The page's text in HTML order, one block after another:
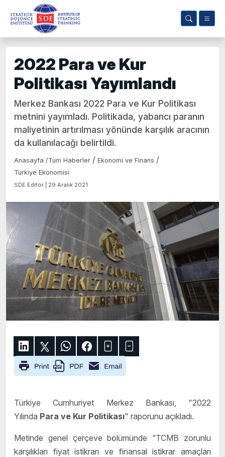
2022 Para ve Kur
Politikası Yayımlandı
Merkez Bankası 2022 Para ve Kur Politikası
metnini yayımladı. Politikada, yabancı paranın
maliyetinin artırılması yönünde karşılık aracının
da kullanılacağı belirtildi.
Anasayfa /Tüm Haberler / Ekonomi ve Finans /
Türkiye Ekonomisi
SDE Editör | 29 Aralık 2021
Türkiye Cumhuriyet Merkez Bankası, "2022
Yılında Para ve Kur Politikası" raporunu açıkladı.
Metinde genel çerçeve bölümünde “TCMB zorunlu
karşılıkları fiyat istikrarı ve finansal istikrar amaçları